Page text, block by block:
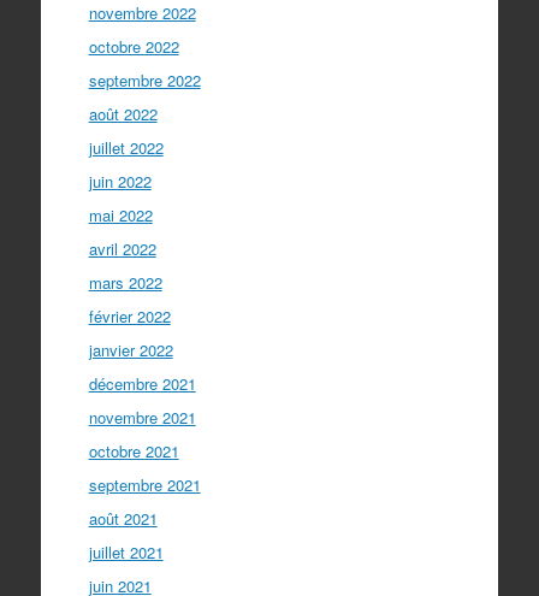
novembre 2022
octobre 2022
septembre 2022
août 2022
juillet 2022
juin 2022
mai 2022
avril 2022
mars 2022
février 2022
janvier 2022
décembre 2021
novembre 2021
octobre 2021
septembre 2021
août 2021
juillet 2021
juin 2021